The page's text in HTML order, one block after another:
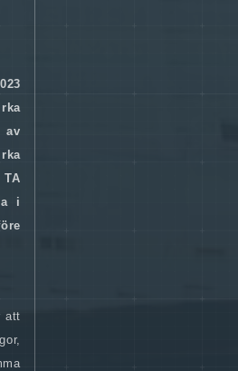
av
i
att